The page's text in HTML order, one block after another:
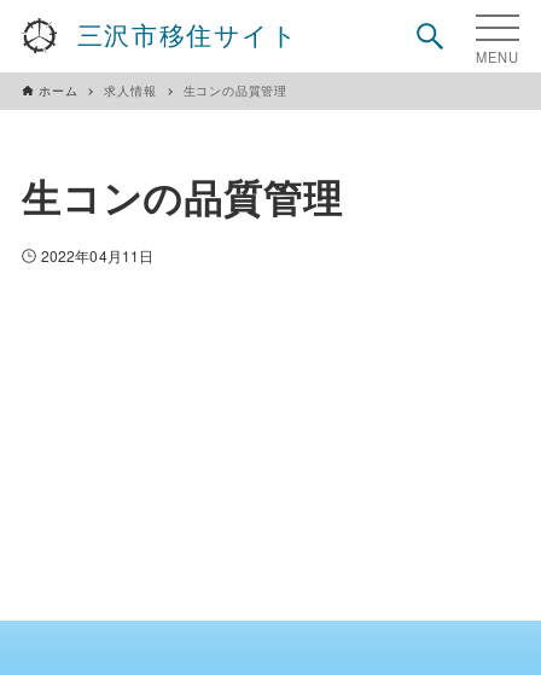
三沢市移住サイト
ホーム 求人情報 生コンの品質管理
生コンの品質管理
2022年04月11日